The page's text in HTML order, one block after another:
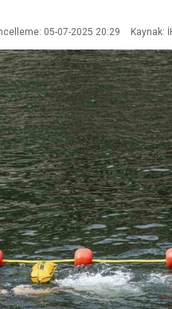
05-07-2025 20:29 Kaynak: